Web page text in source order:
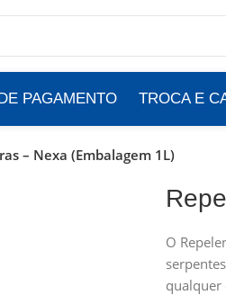
PAGAMENTO TROCA E
– Nexa (Embalagem 1L)
O
qualquer